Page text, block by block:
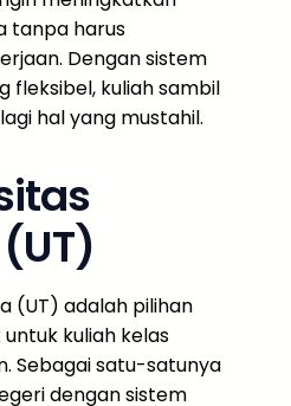
tanpa harus
Dengan sistem
fleksibel, kuliah sambil
hal yang mustahil.
(UT) adalah pilihan
kuliah kelas
Sebagai satu-satunya
dengan sistem